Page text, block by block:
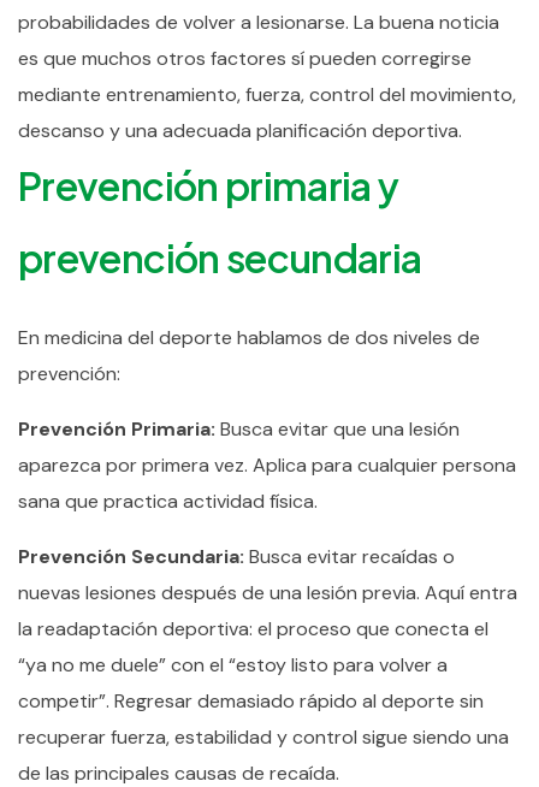
probabilidades de volver a lesionarse. La buena noticia
es que muchos otros factores sí pueden corregirse
mediante entrenamiento, fuerza, control del movimiento,
descanso y una adecuada planificación deportiva.
Prevención primaria y
prevención secundaria
En medicina del deporte hablamos de dos niveles de
prevención:
Prevención Primaria: Busca evitar que una lesión
aparezca por primera vez. Aplica para cualquier persona
sana que practica actividad física.
Prevención Secundaria: Busca evitar recaídas o
nuevas lesiones después de una lesión previa. Aquí entra
la readaptación deportiva: el proceso que conecta el
“ya no me duele” con el “estoy listo para volver a
competir”. Regresar demasiado rápido al deporte sin
recuperar fuerza, estabilidad y control sigue siendo una
de las principales causas de recaída.